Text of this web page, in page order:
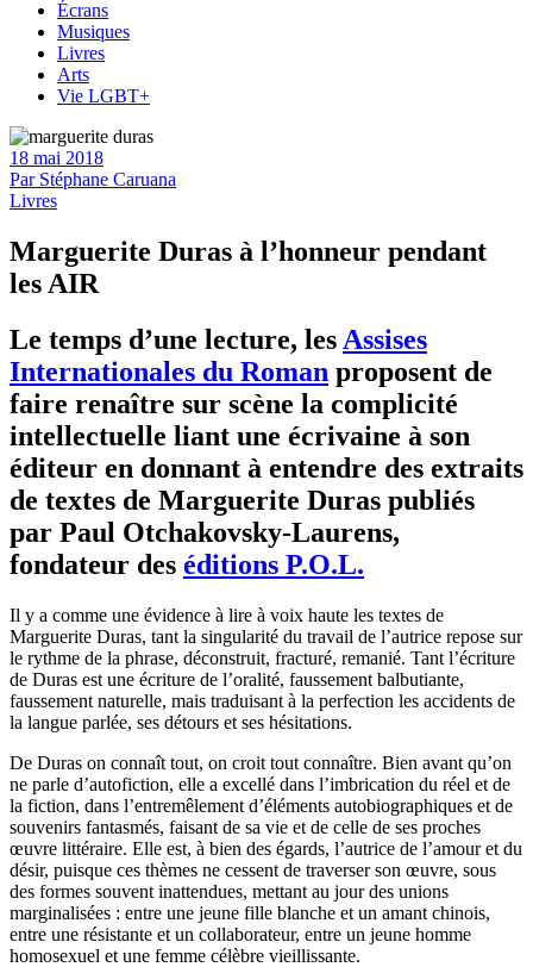
Écrans
Musiques
Livres
Arts
Vie LGBT+
18 mai 2018
Par Stéphane Caruana
Livres
Marguerite Duras à l’honneur pendant
les AIR
Le temps d’une lecture, les Assises
Internationales du Roman proposent de
faire renaître sur scène la complicité
intellectuelle liant une écrivaine à son
éditeur en donnant à entendre des extraits
de textes de Marguerite Duras publiés
par Paul Otchakovsky-Laurens,
fondateur des éditions P.O.L.
Il y a comme une évidence à lire à voix haute les textes de
Marguerite Duras, tant la singularité du travail de l’autrice repose sur
le rythme de la phrase, déconstruit, fracturé, remanié. Tant l’écriture
de Duras est une écriture de l’oralité, faussement balbutiante,
faussement naturelle, mais traduisant à la perfection les accidents de
la langue parlée, ses détours et ses hésitations.
De Duras on connaît tout, on croit tout connaître. Bien avant qu’on
ne parle d’autofiction, elle a excellé dans l’imbrication du réel et de
la fiction, dans l’entremêlement d’éléments autobiographiques et de
souvenirs fantasmés, faisant de sa vie et de celle de ses proches
œuvre littéraire. Elle est, à bien des égards, l’autrice de l’amour et du
désir, puisque ces thèmes ne cessent de traverser son œuvre, sous
des formes souvent inattendues, mettant au jour des unions
marginalisées : entre une jeune fille blanche et un amant chinois,
entre une résistante et un collaborateur, entre un jeune homme
homosexuel et une femme célèbre vieillissante.